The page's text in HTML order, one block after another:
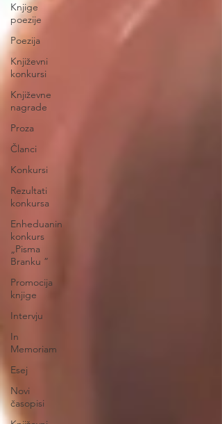
Knjige
poezije
Poezija
Književni
konkursi
Književne
nagrade
Proza
Članci
Konkursi
Rezultati
konkursa
Enheduanin
konkurs
„Pisma
Branku ”
Promocija
knjige
Intervju
In
Memoriam
Esej
Novi
časopisi